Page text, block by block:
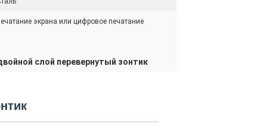
экрана или цифровое печатание
слой перевернутый зонтик